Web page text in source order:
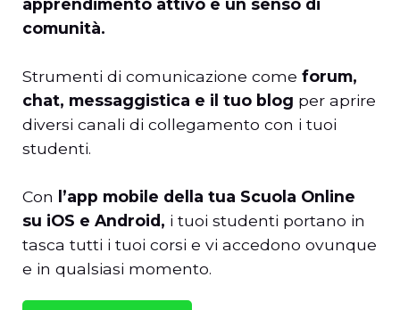
comunità.
Strumenti di comunicazione come forum,
chat, messaggistica e il tuo blog per aprire
diversi canali di collegamento con i tuoi
studenti.
Con l’app mobile della tua Scuola Online
su iOS e Android, i tuoi studenti portano in
tasca tutti i tuoi corsi e vi accedono ovunque
e in qualsiasi momento.